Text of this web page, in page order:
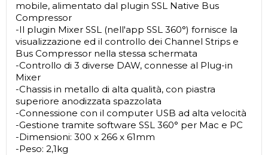
mobile, alimentato dal plugin SSL Native Bus
Compressor
-Il plugin Mixer SSL (nell'app SSL 360°) fornisce la
visualizzazione ed il controllo dei Channel Strips e
Bus Compressor nella stessa schermata
-Controllo di 3 diverse DAW, connesse al Plug-in
Mixer
-Chassis in metallo di alta qualità, con piastra
superiore anodizzata spazzolata
-Connessione con il computer USB ad alta velocità
-Gestione tramite software SSL 360° per Mac e PC
-Dimensioni: 300 x 266 x 61mm
-Peso: 2,1kg